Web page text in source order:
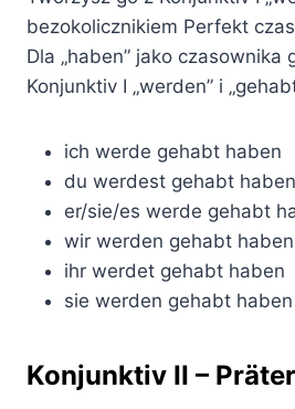
bezokolicznikiem Perfekt
Dla „haben” jako czasownika
Konjunktiv I „werden” i
ich werde gehabt haben
du werdest gehabt haben
er/sie/es werde gehabt
wir werden gehabt haben
ihr werdet gehabt haben
sie werden gehabt haben
Konjunktiv II –